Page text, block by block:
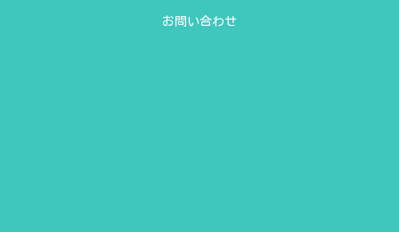
お問い合わせ